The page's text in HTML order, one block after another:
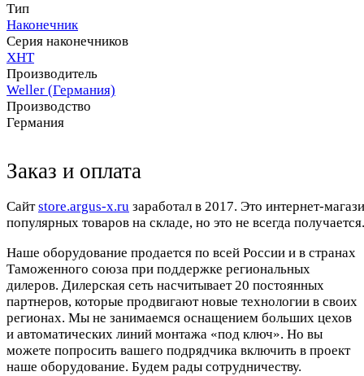
Тип
Наконечник
Серия наконечников
XHT
Производитель
Weller (Германия)
Производство
Германия
Заказ и оплата
Cайтstore.argus-x.ru заработал в 2017. Это интернет-
популярных товаров на складе, но это не всегда
Наше оборудование продается по всей России и в странах
Таможенного союза при поддержке региональных
дилеров. Дилерская сеть насчитывает 20 постоянных
партнеров, которые продвигают новые технологии в своих
регионах. Мы не занимаемся оснащением больших цехов
и автоматических линий монтажа «под ключ». Но вы
можете попросить вашего подрядчика включить в проект
наше оборудование. Будем рады сотрудничеству.